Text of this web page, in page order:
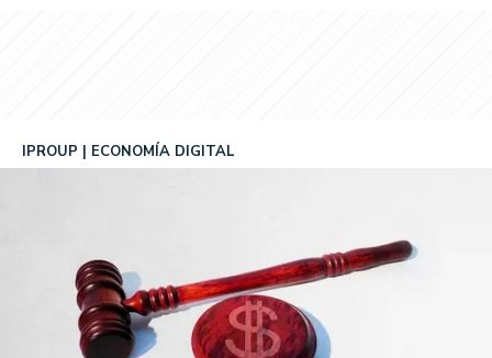
IPROUP ECONOMÍA DIGITAL